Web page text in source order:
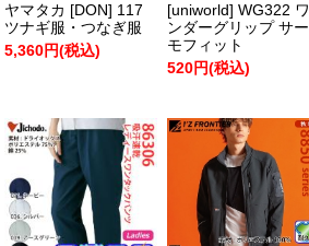
ヤマタカ [DON] 117
ツナギ服・つなぎ服
5,360円(税込)
[uniworld] WG322 ワ
ンダーグリップ サー
モフィット
520円(税込)